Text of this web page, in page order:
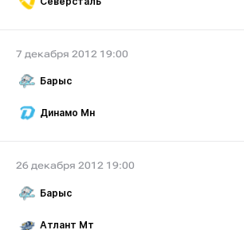
7 декабря 2012 19:00
Барыс
Динамо Мн
26 декабря 2012 19:00
Барыс
Атлант Мт